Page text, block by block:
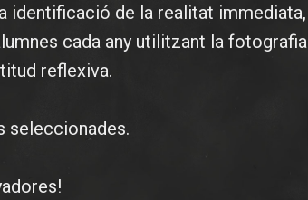
identificació de la realitat immediata,
cada any utilitzant la fotografia
reflexiva.
seleccionades.